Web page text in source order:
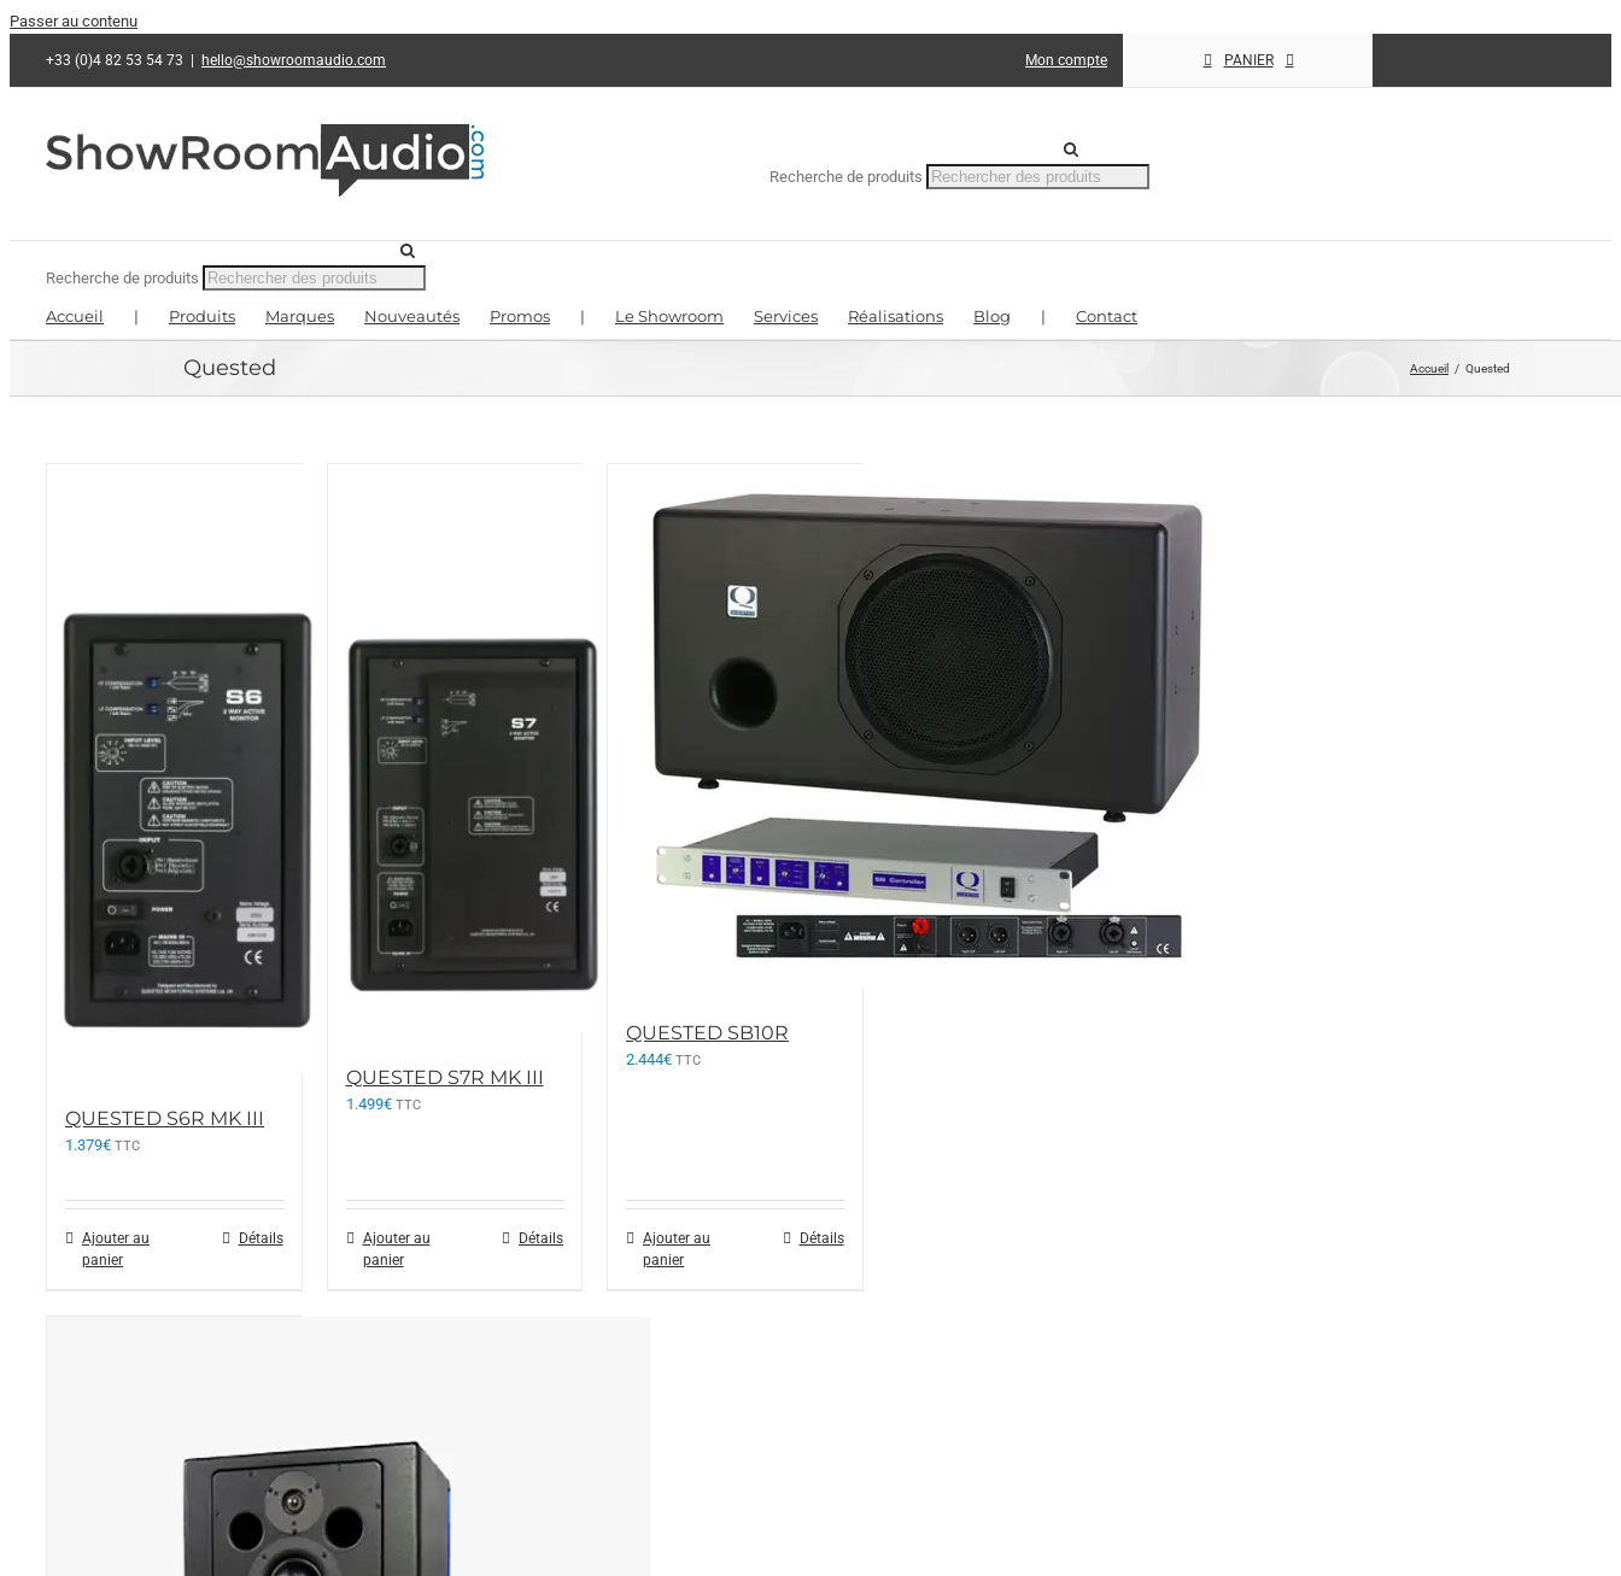
Passer au contenu
+33 (0)4 82 53 54 73 hello@showroomaudio.com Mon compte PANIER
Recherche de produits
Recherche de produits
Accueil | Produits Marques Nouveautés Promos | Le Showroom Services Réalisations Blog | Contact
Quested Accueil Quested
QUESTED S6R MK III
1.379€ TTC
Ajouter au
panier
Détails
QUESTED S7R MK III
1.499€ TTC
Ajouter au
panier
Détails
QUESTED SB10R
2.444€ TTC
Ajouter au
panier
Détails